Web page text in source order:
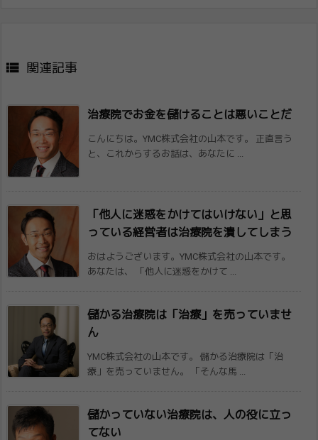
 関連記事
治療院でお金を儲けることは悪いことだ
こんにちは。YMC株式会社の山本です。 正直言う
と、これからするお話は、あなたに ...
「他人に迷惑をかけてはいけない」と思
っている経営者は治療院を潰してしまう
おはようございます。YMC株式会社の山本です。
あなたは、 「他人に迷惑をかけて ...
儲かる治療院は「治療」を売っていませ
ん
YMC株式会社の山本です。 儲かる治療院は「治
療」を売っていません。 「そんな馬 ...
儲かっていない治療院は、人の役に立っ
てない